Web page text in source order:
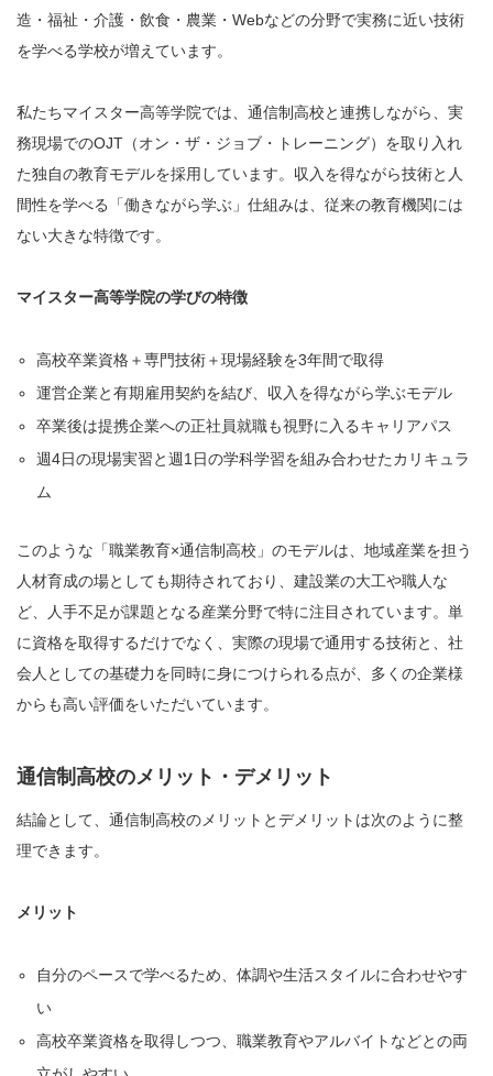
造・福祉・介護・飲食・農業・Webなどの分野で実務に近い技術
を学べる学校が増えています。
私たちマイスター高等学院では、通信制高校と連携しながら、実
務現場でのOJT（オン・ザ・ジョブ・トレーニング）を取り入れ
た独自の教育モデルを採用しています。収入を得ながら技術と人
間性を学べる「働きながら学ぶ」仕組みは、従来の教育機関には
ない大きな特徴です。
マイスター高等学院の学びの特徴
高校卒業資格＋専門技術＋現場経験を3年間で取得
運営企業と有期雇用契約を結び、収入を得ながら学ぶモデル
卒業後は提携企業への正社員就職も視野に入るキャリアパス
週4日の現場実習と週1日の学科学習を組み合わせたカリキュラ
ム
このような「職業教育×通信制高校」のモデルは、地域産業を担う
人材育成の場としても期待されており、建設業の大工や職人な
ど、人手不足が課題となる産業分野で特に注目されています。単
に資格を取得するだけでなく、実際の現場で通用する技術と、社
会人としての基礎力を同時に身につけられる点が、多くの企業様
からも高い評価をいただいています。
通信制高校のメリット・デメリット
結論として、通信制高校のメリットとデメリットは次のように整
理できます。
メリット
自分のペースで学べるため、体調や生活スタイルに合わせやす
い
高校卒業資格を取得しつつ、職業教育やアルバイトなどとの両